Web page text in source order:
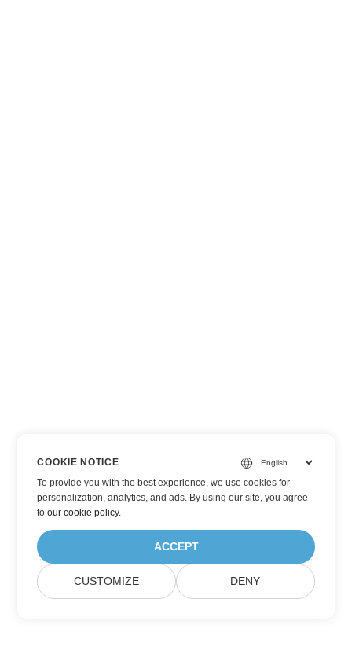
COOKIE NOTICE
To provide you with the best experience, we use cookies for
personalization, analytics, and ads. By using our site, you agree
toour cookie policy.
ACCEPT
CUSTOMIZE DENY